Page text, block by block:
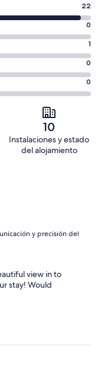
22
0
1
0
0
10
Instalaciones y estado
del alojamiento
y precisión del
view in to
stay! Would